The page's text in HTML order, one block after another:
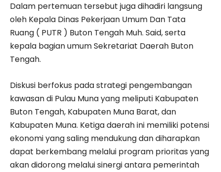
Dalam pertemuan tersebut juga dihadiri langsung
oleh Kepala Dinas Pekerjaan Umum Dan Tata
Ruang ( PUTR ) Buton Tengah Muh. Said, serta
kepala bagian umum Sekretariat Daerah Buton
Tengah.
Diskusi berfokus pada strategi pengembangan
kawasan di Pulau Muna yang meliputi Kabupaten
Buton Tengah, Kabupaten Muna Barat, dan
Kabupaten Muna. Ketiga daerah ini memiliki potensi
ekonomi yang saling mendukung dan diharapkan
dapat berkembang melalui program prioritas yang
akan didorong melalui sinergi antara pemerintah